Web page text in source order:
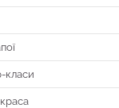
класи